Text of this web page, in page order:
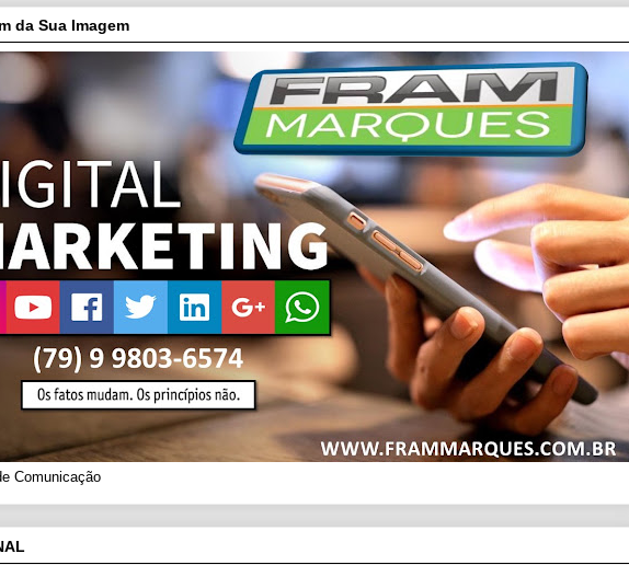
da Sua Imagem
Comunicação